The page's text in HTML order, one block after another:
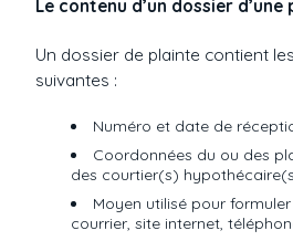
Le contenu d’un dossier d’une
Un dossier de plainte contient
suivantes :
Numéro et date de
Coordonnées du ou des
des courtier(s)
Moyen utilisé pour
courrier, site internet,